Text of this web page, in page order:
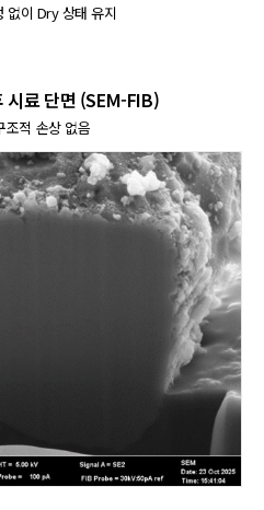
없이​ Dry 상태 유지​
료 단면 (SEM-FIB)​
조적 손상 없음​